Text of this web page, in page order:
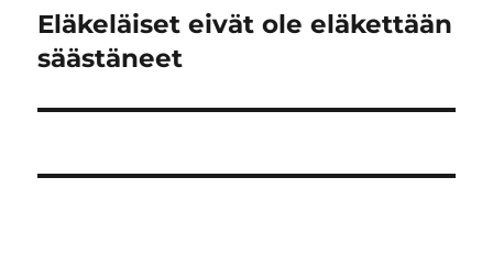
Seuraava
artikkeli:
Eläkeläiset eivät ole eläkettään
säästäneet